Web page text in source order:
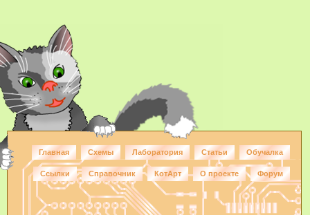
Главная Схемы Лаборатория Статьи Обучалка
Ссылки Справочник КотАрт О проекте Форум